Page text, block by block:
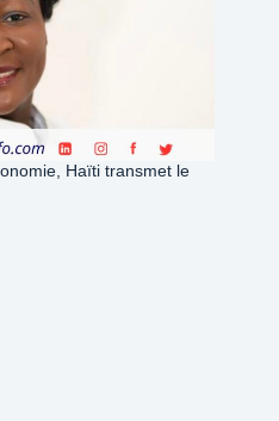
Haïti transmet le